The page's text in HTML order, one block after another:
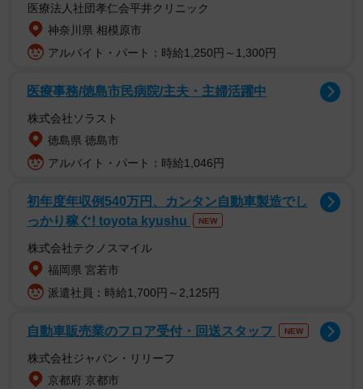
もともとは家で簡単にできる堆肥作りの様子を記録してい
たところ、思いがけず皮からじゃがいもが芽を出したのを
発見。そこで「皮からじゃがいもを育てる」ことを思いつ
いたといいます。つりきっぷさんに実際に育ててみた様子
について聞きました。
医療法人社団孝仁会平井クリニック
神奈川県 相模原市
アルバイト・パート：時給1,250円～1,300円
医療事務/徳島市民病院/主夫・主婦活躍中
株式会社ソラスト
徳島県 徳島市
アルバイト・パート：時給1,046円
初年度年収例540万円、カンタン自動車製造でし
っかり稼ぐ! toyota kyushu
NEW
株式会社テクノスマイル
福岡県 宮若市
派遣社員：時給1,700円～2,125円
自動車販売業のフロア受付・回送スタッフ NEW
株式会社ジャパン・リリーフ
京都府 京都市